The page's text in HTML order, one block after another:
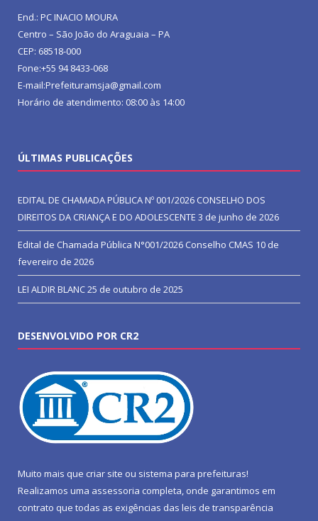
End.: PC INACIO MOURA
Centro – São João do Araguaia – PA
CEP: 68518-000
Fone:+55 94 8433-068
E-mail:Prefeituramsja@gmail.com
Horário de atendimento: 08:00 às 14:00
ÚLTIMAS PUBLICAÇÕES
EDITAL DE CHAMADA PÚBLICA Nº 001/2026 CONSELHO DOS
DIREITOS DA CRIANÇA E DO ADOLESCENTE 3 de junho de 2026
Edital de Chamada Pública N°001/2026 Conselho CMAS 10 de
fevereiro de 2026
LEI ALDIR BLANC25 de outubro de 2025
DESENVOLVIDO POR CR2
Muito mais que criar site ou sistema para prefeituras!
Realizamos uma assessoria completa, onde garantimos em
contrato que todas as exigências das leis de transparência